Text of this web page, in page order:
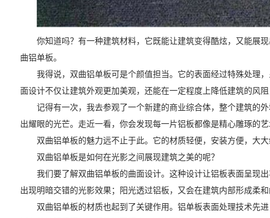
你知道吗？有一种建筑材料，它既能让建筑变得酷炫，又能展
曲铝单板。
我得说，双曲铝单板可是个颜值担当。它的表面经过特殊处理
面设计不仅让建筑外观更加美观，还能在一定程度上降低建筑的风阻
记得有一次，我去参观了一个新建的商业综合体，整个建筑的
出耀眼的光芒。走近一看，你会发现每一片铝板都像是精心雕琢的
双曲铝单板的魅力远不止于此。它的材质轻便，安装方便，大
双曲铝单板是如何在光影之间展现建筑之美的呢？
我们要了解双曲铝单板的曲面设计。这种设计让铝板表面呈现
出现明暗交错的光影效果；阳光透过铝板，又会在建筑内部形成柔和
双曲铝单板的材质也起到了关键作用。铝单板表面处理技术先